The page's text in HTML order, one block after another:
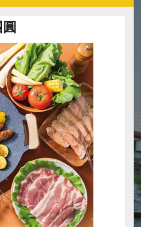
共同購買